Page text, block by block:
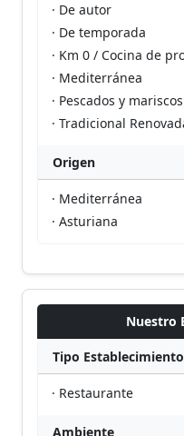
· De autor
· De temporada
· Km 0 / Cocina de
· Mediterránea
· Pescados y mariscos
· Tradicional
Origen
· Mediterránea
· Asturiana
Nuestro
Tipo Establecimiento
· Restaurante
Ambiente